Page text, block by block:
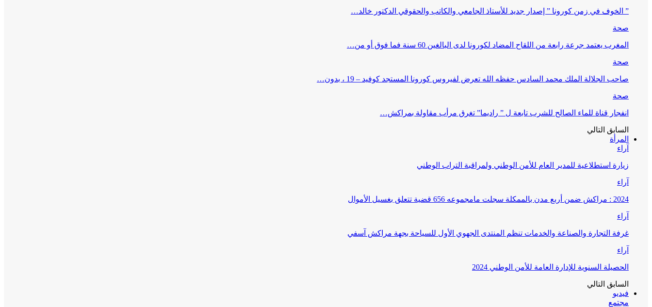
” الخوف في زمن كورونا ” إصدار جديد للأستاذ الجامعي والكاتب والحقوقي الدكتور خالد…
صحة
المغرب يعتمد جرعة رابعة من اللقاح المضاد لكورونا لدى البالغين 60 سنة فما فوق أو من…
صحة
صاحب الجلالة الملك محمد السادس حفظه الله تعرض لفيروس كورونا المستجد كوفيد – 19 ، بدون…
صحة
انفجار قناة للماء الصالح للشرب تابعة ل ” راديما” تغرق مرأب مقاولة بمراكش…
السابق التالي
المرأة
آراء
زيارة استطلاعية للمدير العام للأمن الوطني ولمراقبة التراب الوطني
آراء
2024 : مراكش ضمن أربع مدن بالممكلة سجلت مامجموعه 656 قضية تتعلق بغسيل الأموال
آراء
غرفة التجارة والصناعة والخدمات تنظم المنتدى الجهوي الأول للسياحة بجهة مراكش آسفي
آراء
الحصيلة السنوية للإدارة العامة للأمن الوطني 2024
السابق التالي
فيديو
مجتمع